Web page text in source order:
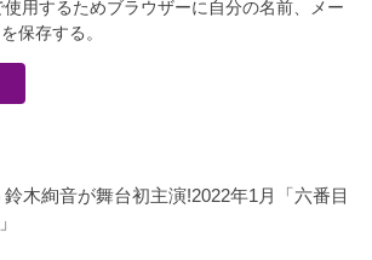
用するためブラウザーに自分の名前、メー
保存する。
鈴木絢音が舞台初主演!2022年1月「六番目